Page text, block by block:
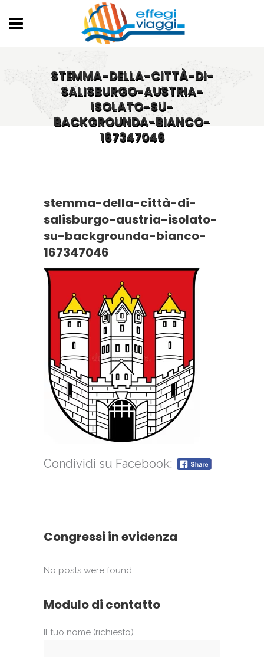
STEMMA-DELLA-CITTÀ-DI-
SALISBURGO-AUSTRIA-
ISOLATO-SU-
BACKGROUNDA-BIANCO-
167347046
stemma-della-città-di-
salisburgo-austria-isolato-
su-backgrounda-bianco-
167347046
Condividi su Facebook:
Congressi in evidenza
No posts were found.
Modulo di contatto
Il tuo nome (richiesto)